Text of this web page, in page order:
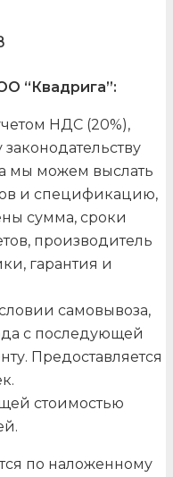
“Квадрига”:
НДС (20%),
мы можем выслать
и спецификацию,
сумма, сроки
производитель
гарантия и
самовывоза,
с последующей
Предоставляется
стоимостью
по наложенному